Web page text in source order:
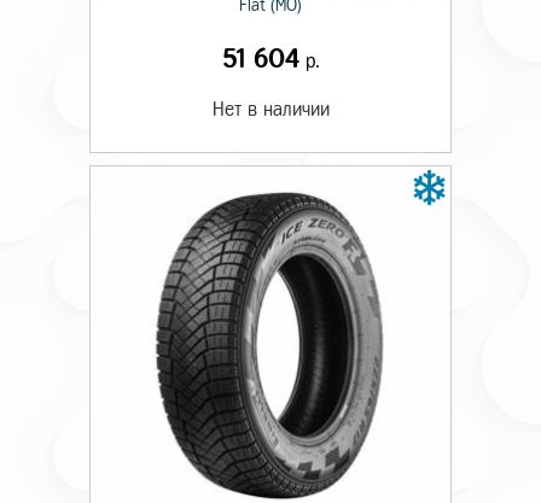
Flat (MO)
51 604р.
Нет в наличии